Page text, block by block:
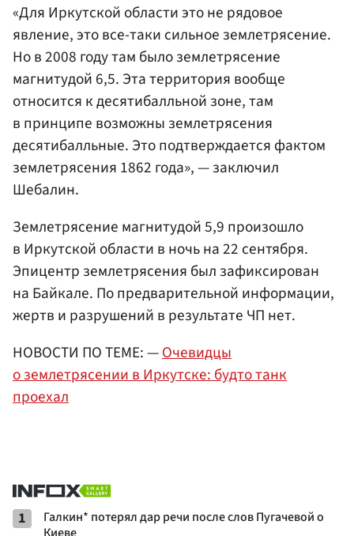
«Для Иркутской области это не рядовое
явление, это все-таки сильное землетрясение.
Но в 2008 году там было землетрясение
магнитудой 6,5. Эта территория вообще
относится к десятибалльной зоне, там
в принципе возможны землетрясения
десятибалльные. Это подтверждается фактом
землетрясения 1862 года», — заключил
Шебалин.
Землетрясение магнитудой 5,9 произошло
в Иркутской области в ночь на 22 сентября.
Эпицентр землетрясения был зафиксирован
на Байкале. По предварительной информации,
жертв и разрушений в результате ЧП нет.
НОВОСТИ ПО ТЕМЕ: —Очевидцы
о землетрясении в Иркутске: будто танк
проехал
1
Галкин* потерял дар речи после слов Пугачевой о